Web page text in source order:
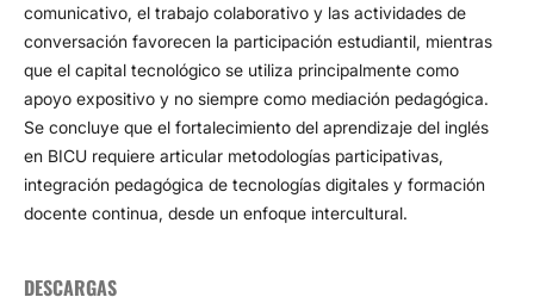
comunicativo, el trabajo colaborativo y las actividades de
conversación favorecen la participación estudiantil, mientras
que el capital tecnológico se utiliza principalmente como
apoyo expositivo y no siempre como mediación pedagógica.
Se concluye que el fortalecimiento del aprendizaje del inglés
en BICU requiere articular metodologías participativas,
integración pedagógica de tecnologías digitales y formación
docente continua, desde un enfoque intercultural.
DESCARGAS